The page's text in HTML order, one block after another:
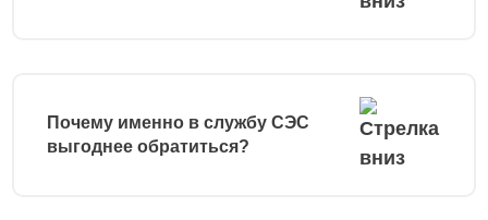
Почему именно в службу СЭС
выгоднее обратиться?